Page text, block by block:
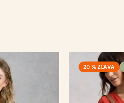
20 % ZĽAVA